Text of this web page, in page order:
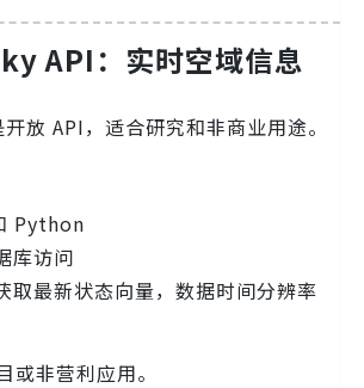
API：实时空域信息
开放 API，适合研究和非商业用途。
Python
库访问
取最新状态向量，数据时间分辨率
或非营利应用。